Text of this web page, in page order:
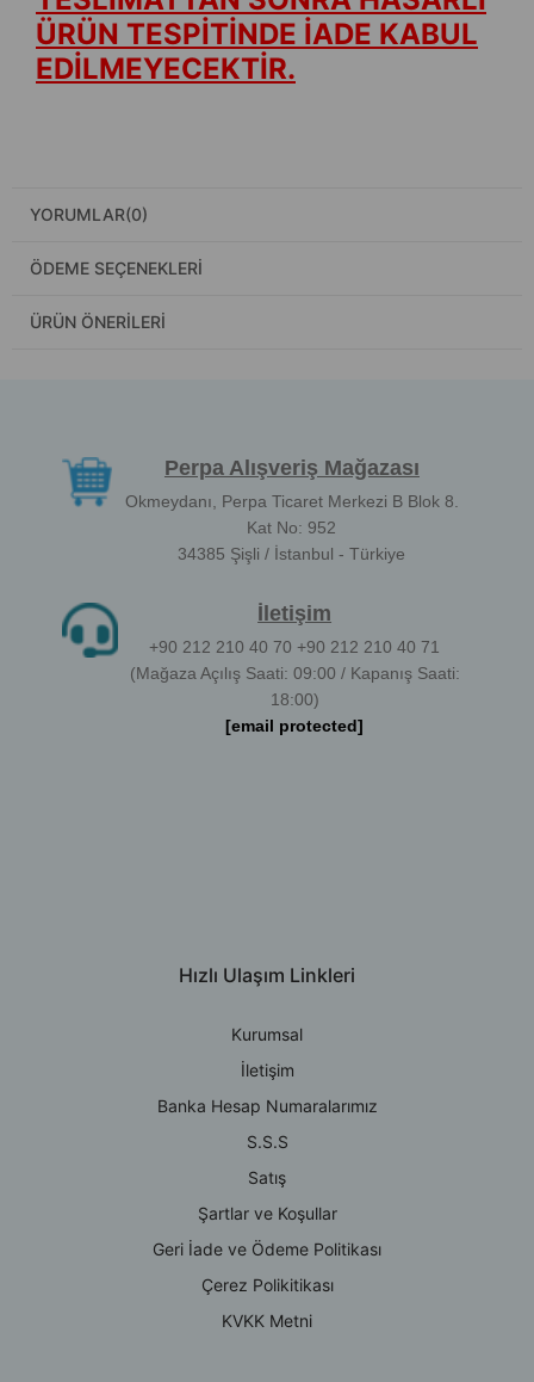
ÜRÜN TESPİTİNDE İADE KABUL
EDİLMEYECEKTİR.
YORUMLAR(0)
ÖDEME SEÇENEKLERI
ÜRÜN ÖNERILERI
Perpa Alışveriş Mağazası
Okmeydanı, Perpa Ticaret Merkezi B Blok 8.
Kat No: 952
34385 Şişli / İstanbul - Türkiye
İletişim
+90 212 210 40 70 +90 212 210 40 71
(Mağaza Açılış Saati: 09:00 / Kapanış Saati:
18:00)
[email protected]
Hızlı Ulaşım Linkleri
Kurumsal
İletişim
Banka Hesap Numaralarımız
S.S.S
Satış
Şartlar ve Koşullar
Geri İade ve Ödeme Politikası
Çerez Polikitikası
KVKK Metni